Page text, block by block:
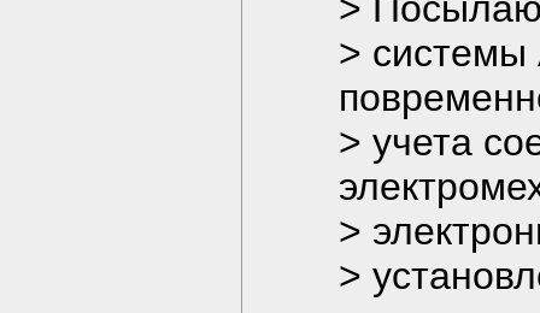
> системы
> учета
>
>